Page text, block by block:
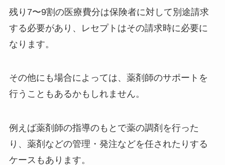
残り7〜9割の医療費分は保険者に対して別途請求
する必要があり、レセプトはその請求時に必要に
なります。
その他にも場合によっては、薬剤師のサポートを
行うこともあるかもしれません。
例えば薬剤師の指導のもとで薬の調剤を行った
り、薬剤などの管理・発注などを任されたりする
ケースもあります。